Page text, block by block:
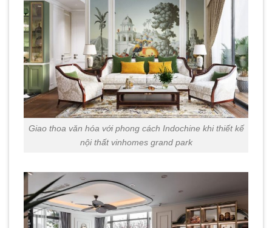
Giao thoa văn hóa với phong cách Indochine khi thiết kế
nội thất vinhomes grand park